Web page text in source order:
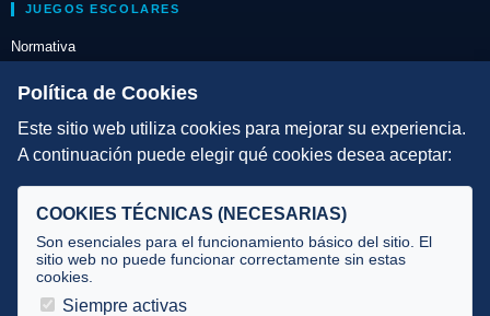
JUEGOS ESCOLARES
Normativa
Escuelas de Triatlón
DIRECCIÓN TÉCNICA
Selecciones
Tecnificación
JUECES Y OFICIALES
Política de Cookies
Este sitio web utiliza cookies para mejorar su experiencia.
A continuación puede elegir qué cookies desea aceptar:
COOKIES TÉCNICAS (NECESARIAS)
Son esenciales para el funcionamiento básico del sitio. El
sitio web no puede funcionar correctamente sin estas
cookies.
Siempre activas